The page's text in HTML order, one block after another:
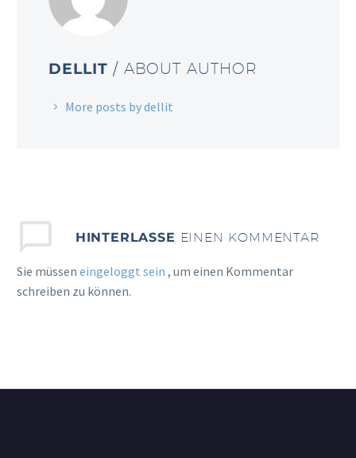
DELLIT / ABOUT AUTHOR
More posts by dellit
HINTERLASSE EINEN KOMMENTAR
Sie müssen eingeloggt sein , um einen Kommentar
schreiben zu können.